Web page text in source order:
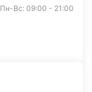
Пн-Вс: 09:00 - 21:00